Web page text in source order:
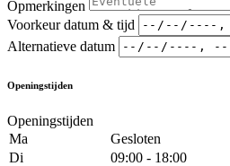
Opmerkingen
Voorkeur datum & tijd
Alternatieve datum
Openingstijden
Openingstijden
Ma
Gesloten
Di
09:00 - 18:00